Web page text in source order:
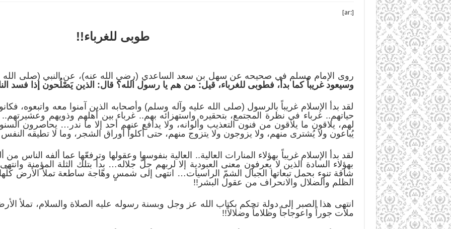
[:ar]
طوبى للغرباء!!
روى الإمام مسلم في صحيحه عن سهل بن سعد الساعدي (رضي الله عنه)، عن النبي (صلى الله
وسيعود غريباً كما بدأ، فطوبى للغرباء، قيل: من هم يا رسول الله؟ قال: الذين يَصْلُحون إذا فسد
لقد بدأ الإسلام غريباً بالرسول (صلى الله عليه وآله وسلم) وأصحابه الذين آمنوا معه واتبعوه،
حياتهم.. غرباء في نظرة المجتمع، بتحقيره واستهزائه بهم.. غرباء بين أهلهم وذويهم
لهم، يلاقون ما يلاقون من فنون التعذيب وألوانه، ولا يدافع عنهم أحد إلا ما ندر… يحاصرون
يُباعون ولا يُشترى منهم، ولا يزوجون ولا يتزوج منهم، حتى أكلوا أوراق الشجر، وما لا تطيقه
لقد بدأ الإسلام غريباً بهؤلاء المنارات العالية.. العالية بنفوسها وعقولها وترفعّها عما ألفه الناس
بهؤلاء السادة الذين لا يعرفون معنى العبودية إلا لربهم جلّ جلاله… بدأ بتلك الثلة المؤمنة
شاقة تنوء بحمل تبعاتها الجبال الشمّ الراسيات… انتهى إلى شمسٍ وهّاجة ساطعة تملأ الأرض
الظلم والضلال والانحراف من عقول البشر!!
انتهى هذا الصبر إلى دولة تحكم بكتاب الله عز وجل وبسنة رسوله عليه الصلاة والسلام، تملأ
ملأت جوراً واعوجاجاً وظلاماً وضلالاً!!